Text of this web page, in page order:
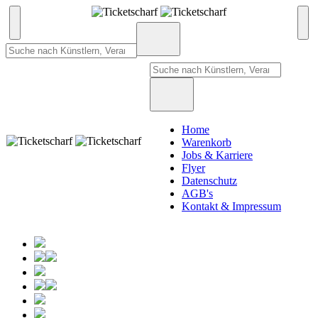
Home
Warenkorb
Jobs & Karriere
Flyer
Datenschutz
AGB's
Kontakt & Impressum